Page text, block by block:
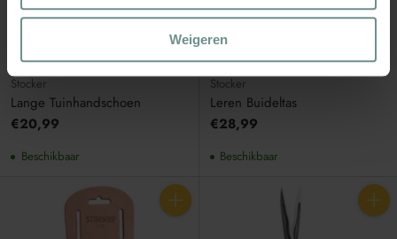
Weigeren
Stocker
Lange Tuinhandschoen
€20,99
Beschikbaar
Stocker
Leren Buideltas
€28,99
Beschikbaar
Aantal Aantal